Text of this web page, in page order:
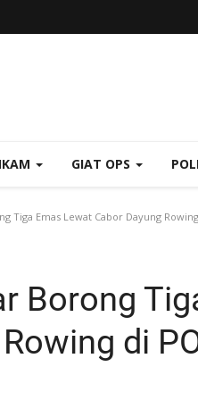
GIAT OPS
Tiga Emas Lewat Cabor Dayung
Borong
di